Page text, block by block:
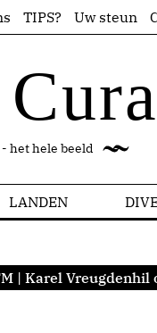
TIPS? Uw steun
het hele beeld
LANDEN
| Karel Vreugdenhil